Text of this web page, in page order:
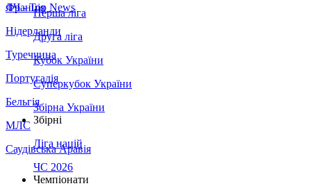
Франція
Нідерланди
Туреччина
Португалія
Бельгія
МЛС
Саудівська Аравія
ЛЧ - Top News
Перша ліга
Друга ліга
Кубок України
Суперкубок України
Збірна України
Збірні
Ліга націй
ЧС 2026
Чемпіонати